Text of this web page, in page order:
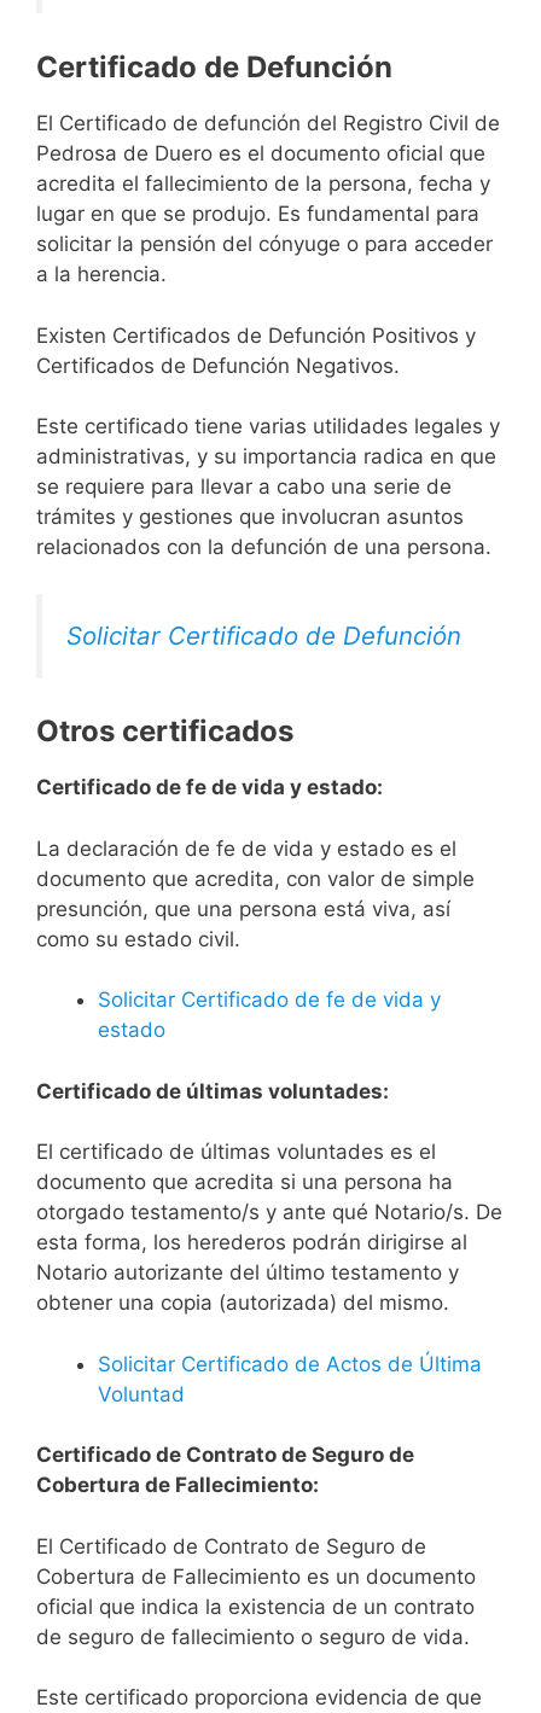
Certificado de Defunción
El Certificado de defunción del Registro Civil de
Pedrosa de Duero es el documento oficial que
acredita el fallecimiento de la persona, fecha y
lugar en que se produjo. Es fundamental para
solicitar la pensión del cónyuge o para acceder
a la herencia.
Existen Certificados de Defunción Positivos y
Certificados de Defunción Negativos.
Este certificado tiene varias utilidades legales y
administrativas, y su importancia radica en que
se requiere para llevar a cabo una serie de
trámites y gestiones que involucran asuntos
relacionados con la defunción de una persona.
Solicitar Certificado de Defunción
Otros certificados
Certificado de fe de vida y estado:
La declaración de fe de vida y estado es el
documento que acredita, con valor de simple
presunción, que una persona está viva, así
como su estado civil.
Solicitar Certificado de fe de vida y
estado
Certificado de últimas voluntades:
El certificado de últimas voluntades es el
documento que acredita si una persona ha
otorgado testamento/s y ante qué Notario/s. De
esta forma, los herederos podrán dirigirse al
Notario autorizante del último testamento y
obtener una copia (autorizada) del mismo.
Solicitar Certificado de Actos de Última
Voluntad
Certificado de Contrato de Seguro de
Cobertura de Fallecimiento:
El Certificado de Contrato de Seguro de
Cobertura de Fallecimiento es un documento
oficial que indica la existencia de un contrato
de seguro de fallecimiento o seguro de vida.
Este certificado proporciona evidencia de que